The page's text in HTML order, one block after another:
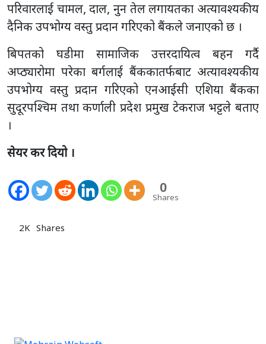
परिवारलाई चामल, दाल, नुन तेल लगायतका अत्यावश्यकीय
दैनिक उपभोग्य वस्तु प्रदान गरिएको बैंकले जनाएको छ ।
बिपतको घडीमा सामाजिक उत्तरदायित्व बहन गर्दै
अप्ठ्यारोमा परेका बर्गलाई बैंककातर्फबाट अत्यावश्यकीय
उपभोग्य वस्तु प्रदान गरिएको एनआईसी एशिया बैंकका
सुदूरपश्चिम तथा कर्णाली प्रदेश प्रमुख टेकराज भट्टले बताए
।
सेयर कर दियो ।
0
Shares
2K Shares